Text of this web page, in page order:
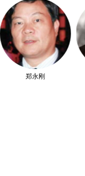
郑永刚